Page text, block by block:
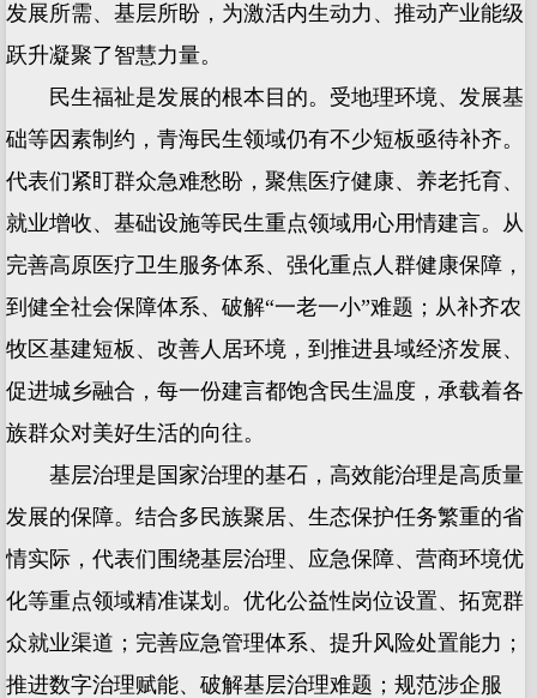
发展所需、基层所盼，为激活内生动力、推动产业能级
跃升凝聚了智慧力量。
民生福祉是发展的根本目的。受地理环境、发展基
础等因素制约，青海民生领域仍有不少短板亟待补齐。
代表们紧盯群众急难愁盼，聚焦医疗健康、养老托育、
就业增收、基础设施等民生重点领域用心用情建言。从
完善高原医疗卫生服务体系、强化重点人群健康保障，
到健全社会保障体系、破解“一老一小”难题；从补齐农
牧区基建短板、改善人居环境，到推进县域经济发展、
促进城乡融合，每一份建言都饱含民生温度，承载着各
族群众对美好生活的向往。
基层治理是国家治理的基石，高效能治理是高质量
发展的保障。结合多民族聚居、生态保护任务繁重的省
情实际，代表们围绕基层治理、应急保障、营商环境优
化等重点领域精准谋划。优化公益性岗位设置、拓宽群
众就业渠道；完善应急管理体系、提升风险处置能力；
推进数字治理赋能、破解基层治理难题；规范涉企服